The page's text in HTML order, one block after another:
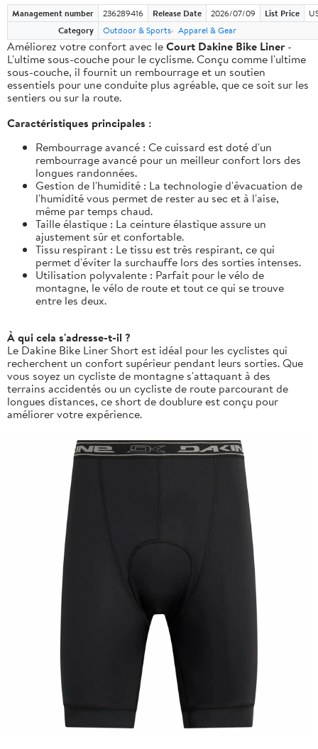
Management number 236289416 Release Date 2026/07/09 List Price
Category
Outdoor & Sports Apparel & Gear
Améliorez votre confort avec leCourt Dakine Bike Liner -
L'ultime sous-couche pour le cyclisme. Conçu comme l'ultime
sous-couche, il fournit un rembourrage et un soutien
essentiels pour une conduite plus agréable, que ce soit sur les
sentiers ou sur la route.
Caractéristiques principales :
Rembourrage avancé : Ce cuissard est doté d'un
rembourrage avancé pour un meilleur confort lors des
longues randonnées.
Gestion de l'humidité : La technologie d'évacuation de
l'humidité vous permet de rester au sec et à l'aise,
même par temps chaud.
Taille élastique : La ceinture élastique assure un
ajustement sûr et confortable.
Tissu respirant : Le tissu est très respirant, ce qui
permet d'éviter la surchauffe lors des sorties intenses.
Utilisation polyvalente : Parfait pour le vélo de
montagne, le vélo de route et tout ce qui se trouve
entre les deux.
À qui cela s'adresse-t-il ?
Le Dakine Bike Liner Short est idéal pour les cyclistes qui
recherchent un confort supérieur pendant leurs sorties. Que
vous soyez un cycliste de montagne s'attaquant à des
terrains accidentés ou un cycliste de route parcourant de
longues distances, ce short de doublure est conçu pour
améliorer votre expérience.